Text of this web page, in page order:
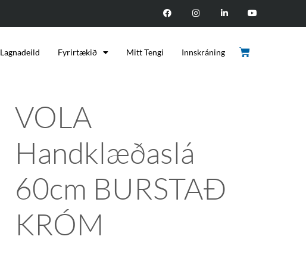
Lagnadeild Fyrirtækið Mitt Tengi Innskráning
VOLA
Handklæðaslá
60cm BURSTAÐ
KRÓM